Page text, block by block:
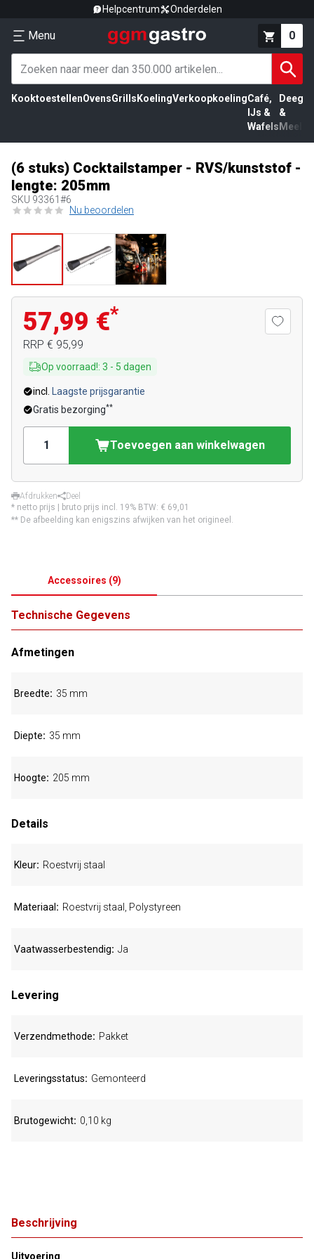
Helpcentrum Onderdelen
Menu 0
KooktoestellenOvensGrills KoelingVerkoopkoelingCafé,
IJs &
Wafels
Deeg
&
Meel
(6 stuks) Cocktailstamper - RVS/kunststof -
lengte: 205mm
SKU 93361#6
Nu beoordelen
57,99 €*
RRP € 95,99
Op voorraad!: 3 - 5 dagen
incl.
Laagste prijsgarantie
Gratis bezorging**
Toevoegen aan winkelwagen
Afdrukken
Deel
* netto prijs | bruto prijs incl. 19% BTW: € 69,01
** De afbeelding kan enigszins afwijken van het origineel.
Accessoires (9)
Beschrijving
Uitvoering
Technische Gegevens
Afmetingen
Breedte 35 mm
Diepte 35 mm
Hoogte 205 mm
Details
Kleur Roestvrij staal
Materiaal Roestvrij staal, Polystyreen
Vaatwasserbestendig Ja
Levering
Verzendmethode Pakket
Leveringsstatus Gemonteerd
Brutogewicht 0,10 kg